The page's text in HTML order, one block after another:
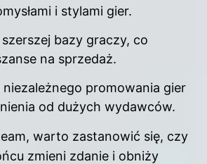
i stylami gier.
bazy graczy, co
na sprzedaż.
promowania gier
od dużych wydawców.
warto zastanowić się, czy
zmieni zdanie i obniży